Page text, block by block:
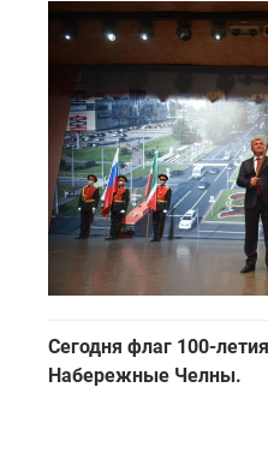
Сегодня флаг 100-
Набережные Челны.